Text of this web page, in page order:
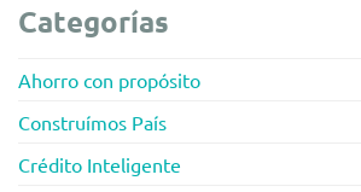
Categorías
Ahorro con propósito
Construímos País
Crédito Inteligente